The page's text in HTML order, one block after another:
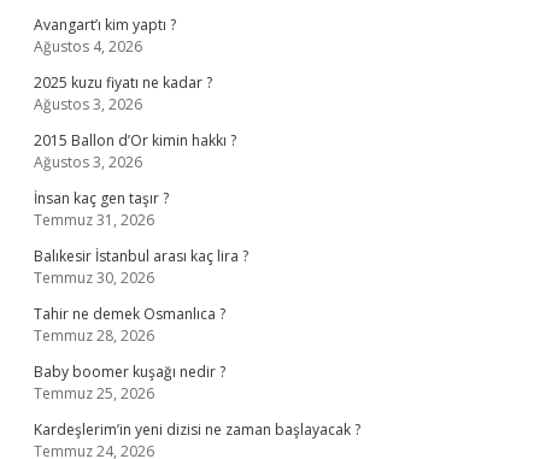
Avangart’ı kim yaptı ?
Ağustos 4, 2026
2025 kuzu fiyatı ne kadar ?
Ağustos 3, 2026
2015 Ballon d’Or kimin hakkı ?
Ağustos 3, 2026
İnsan kaç gen taşır ?
Temmuz 31, 2026
Balıkesir İstanbul arası kaç lira ?
Temmuz 30, 2026
Tahir ne demek Osmanlıca ?
Temmuz 28, 2026
Baby boomer kuşağı nedir ?
Temmuz 25, 2026
Kardeşlerim’in yeni dizisi ne zaman başlayacak ?
Temmuz 24, 2026